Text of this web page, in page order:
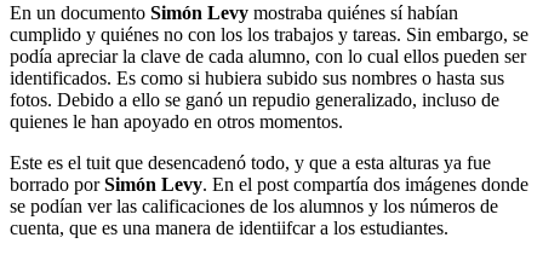
En un documento Simón Levy mostraba quiénes sí habían
cumplido y quiénes no con los los trabajos y tareas. Sin embargo, se
podía apreciar la clave de cada alumno, con lo cual ellos pueden ser
identificados. Es como si hubiera subido sus nombres o hasta sus
fotos. Debido a ello se ganó un repudio generalizado, incluso de
quienes le han apoyado en otros momentos.
Este es el tuit que desencadenó todo, y que a esta alturas ya fue
borrado porSimón Levy. En el post compartía dos imágenes donde
se podían ver las calificaciones de los alumnos y los números de
cuenta, que es una manera de identiifcar a los estudiantes.